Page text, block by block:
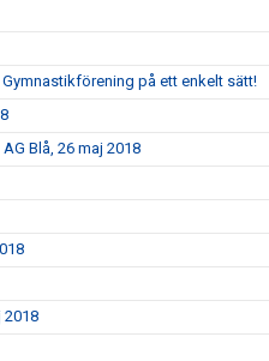
på ett enkelt sätt!
Blå, 26 maj 2018
2018